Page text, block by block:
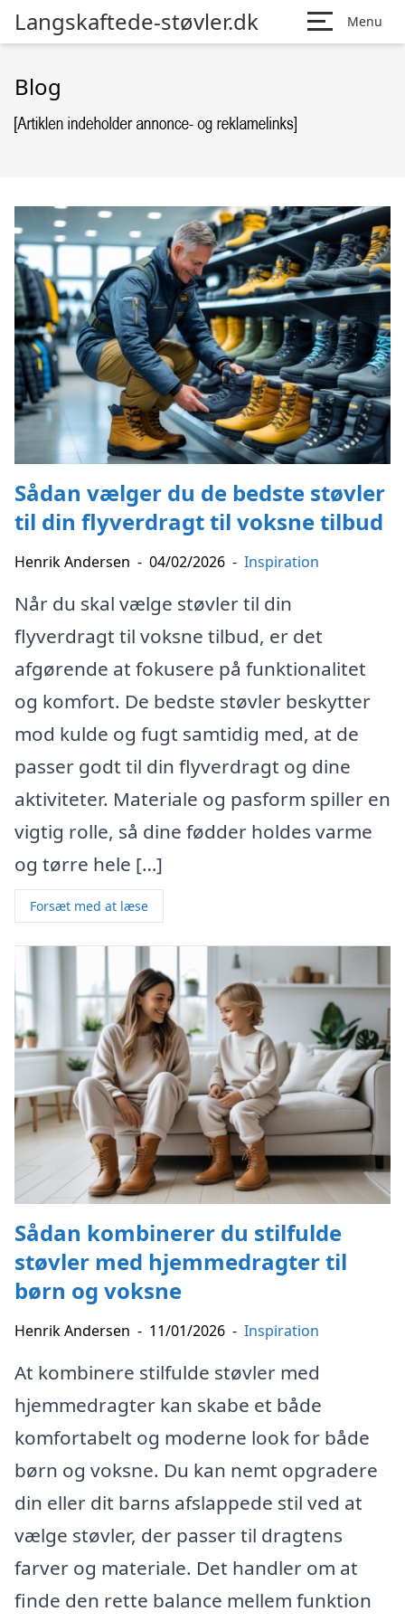
Langskaftede-støvler.dk Menu
Blog
Sådan vælger du de bedste støvler
til din flyverdragt til voksne tilbud
Henrik Andersen - 04/02/2026 - Inspiration
Når du skal vælge støvler til din
flyverdragt til voksne tilbud, er det
afgørende at fokusere på funktionalitet
og komfort. De bedste støvler beskytter
mod kulde og fugt samtidig med, at de
passer godt til din flyverdragt og dine
aktiviteter. Materiale og pasform spiller en
vigtig rolle, så dine fødder holdes varme
og tørre hele […]
Forsæt med at læse
Sådan kombinerer du stilfulde
støvler med hjemmedragter til
børn og voksne
Henrik Andersen - 11/01/2026 - Inspiration
At kombinere stilfulde støvler med
hjemmedragter kan skabe et både
komfortabelt og moderne look for både
børn og voksne. Du kan nemt opgradere
din eller dit barns afslappede stil ved at
vælge støvler, der passer til dragtens
farver og materiale. Det handler om at
finde den rette balance mellem funktion